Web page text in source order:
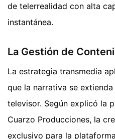
de telerrealidad con alta
instantánea.
La Gestión de
La estrategia transmedia
que la narrativa se
televisor. Según explicó la
Cuarzo Producciones, la
exclusivo para la